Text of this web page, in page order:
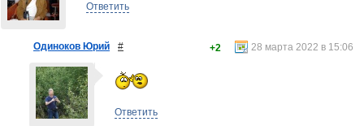
Ответить
Одиноков Юрий # 28 марта 2022 в 15:06
+2
Ответить